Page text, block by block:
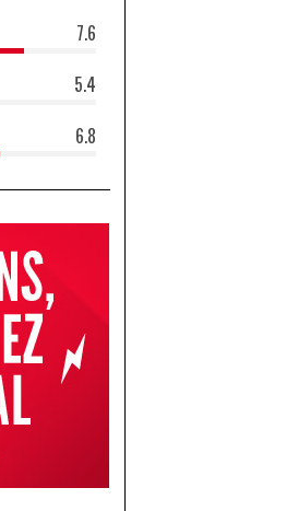
7.6
5.4
6.8